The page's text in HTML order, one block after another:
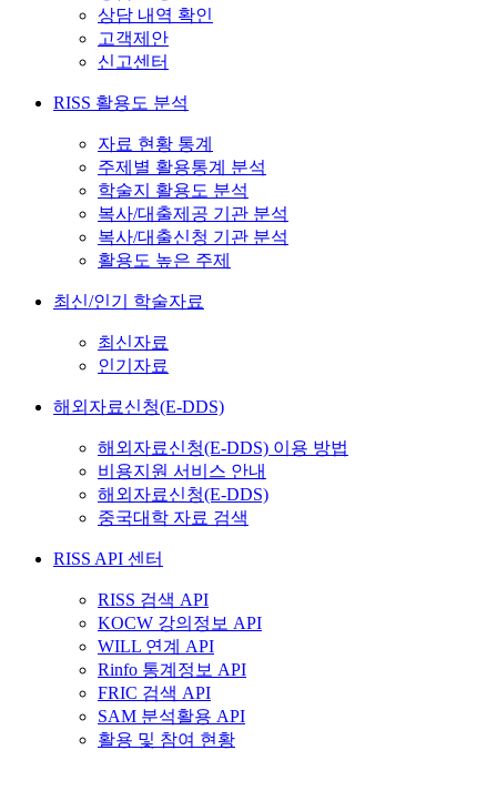
상담 내역 확인
고객제안
신고센터
RISS 활용도 분석
자료 현황 통계
주제별 활용통계 분석
학술지 활용도 분석
복사/대출제공 기관 분석
복사/대출신청 기관 분석
활용도 높은 주제
최신/인기 학술자료
최신자료
인기자료
해외자료신청(E-DDS)
해외자료신청(E-DDS) 이용 방법
비용지원 서비스 안내
해외자료신청(E-DDS)
중국대학 자료 검색
RISS API 센터
RISS 검색 API
KOCW 강의정보 API
WILL 연계 API
Rinfo 통계정보 API
FRIC 검색 API
SAM 분석활용 API
활용 및 참여 현황